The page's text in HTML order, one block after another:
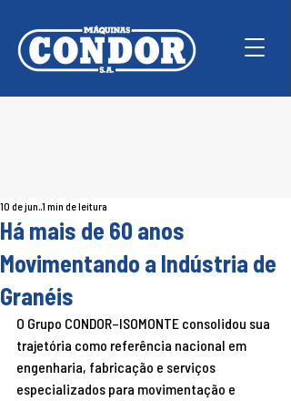
Há mais de 60 anos
Movimentando a Indústria de
Granéis
10 de jun.1 min de leitura
O Grupo CONDOR–ISOMONTE consolidou sua
trajetória como referência nacional em
engenharia, fabricação e serviços
especializados para movimentação e